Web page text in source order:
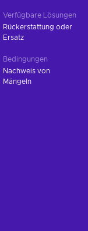
Verfügbare Lösungen
Rückerstattung oder
Ersatz
Bedingungen
Nachweis von
Mängeln